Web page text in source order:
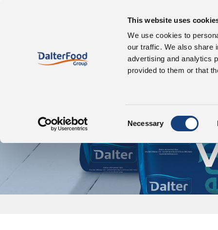
This website uses
We use cookies to
our traffic. We also share
advertising and analytics
provided to them or that
Necessary
Wer wir sind